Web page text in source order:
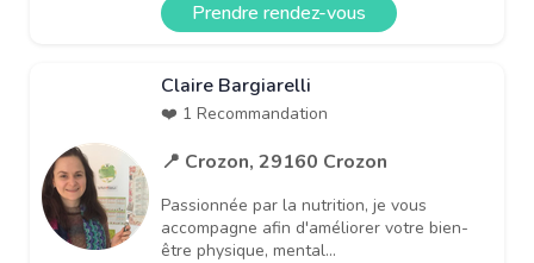
Prendre rendez-vous
Claire Bargiarelli
❤️ 1 Recommandation
📍 Crozon, 29160 Crozon
Passionnée par la nutrition, je vous
accompagne afin d'améliorer votre bien-
être physique, mental...